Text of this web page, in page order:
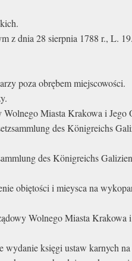
z dnia 28 sierpnia 1788 r., L.
poza obrębem miejscowości.
Miasta Krakowa i Jego
des Königreichs
des Königreichs
obiętości i mieysca na
Wolnego Miasta Krakowa
wydanie księgi ustaw karnych